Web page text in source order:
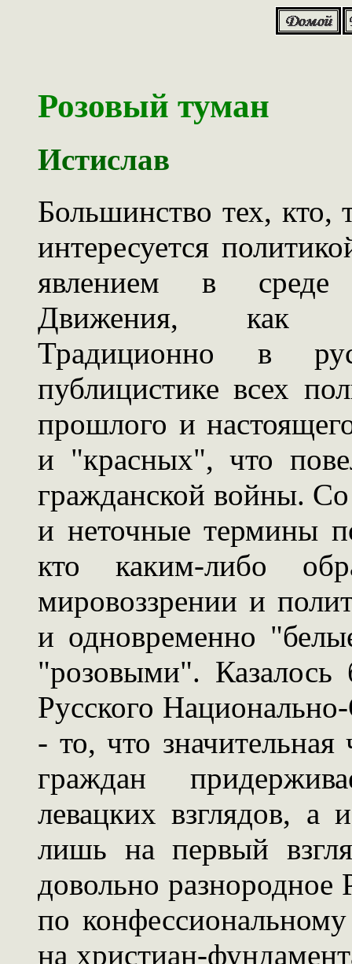
Розовый туман
Истислав
Большинство тех, кто,
интересуется
явлением в среде
Движения, как
Традиционно в
публицистике всех
прошлого и
и "красных", что
гражданской войны.
и неточные термины
кто каким-либо
мировоззрении и
и одновременно
"розовыми".
Русского
- то, что
граждан
левацких взглядов, а
лишь на первый
довольно
по
на христиан-